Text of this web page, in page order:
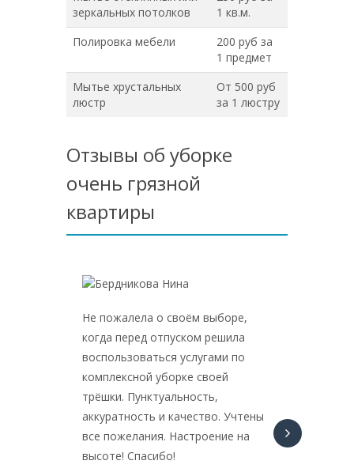
зеркальных потолков
1 кв.м.
Полировка мебели
200 руб за
1 предмет
Мытье хрустальных
люстр
От 500 руб
за 1 люстру
Отзывы об уборке
очень грязной
квартиры
Не пожалела о своём выборе,
когда перед отпуском решила
воспользоваться услугами по
комплексной уборке своей
трёшки. Пунктуальность,
аккуратность и качество. Учтены
все пожелания. Настроение на
высоте! Спасибо!